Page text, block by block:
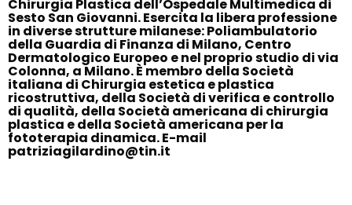
Chirurgia Plastica dell’Ospedale Multimedica di
Sesto San Giovanni. Esercita la libera professione
in diverse strutture milanese: Poliambulatorio
della Guardia di Finanza di Milano, Centro
Dermatologico Europeo e nel proprio studio di via
Colonna, a Milano. È membro della Società
italiana di Chirurgia estetica e plastica
ricostruttiva, della Società di verifica e controllo
di qualità, della Società americana di chirurgia
plastica e della Società americana per la
fototerapia dinamica. E-mail
patriziagilardino@tin.it